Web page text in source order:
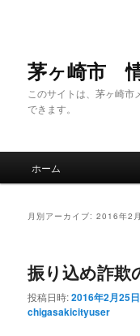
茅ヶ崎市
このサイトは、茅ヶ崎
できます。
ホーム
月別アーカイブ:2016年2月
振り込め詐欺
投稿日時:2016年2月25
chigasakicityuser